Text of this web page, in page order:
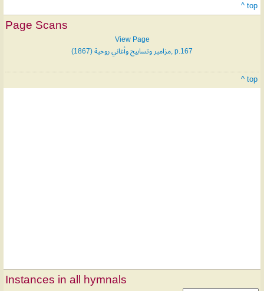
^ top
Page Scans
View Page
مزامير وتسابيح وأغاني روحية (1867), p.167
^ top
Instances in all hymnals